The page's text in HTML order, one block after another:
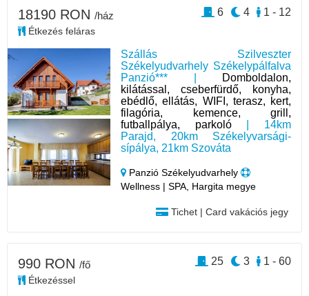
Szállás Szilveszter
Székelyudvarhely Székelypálfalva
Panzió*** |
Domboldalon,
kilátással, cseberfürdő, konyha,
ebédlő, ellátás, WIFI, terasz, kert,
filagória, kemence, grill,
futballpálya, parkoló| 14km
Parajd, 20km Székelyvarsági-
sípálya, 21km Szováta
Panzió Székelyudvarhely
Wellness | SPA, Hargita megye
Tichet | Card vakációs jegy
18190 RON /ház
Étkezés feláras
1 - 12
4
6
990 RON /fő
Étkezéssel
1 - 60
3
25